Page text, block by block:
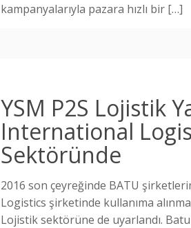
kampanyalarıyla pazara hızlı bir[…]
YSM P2S Lojistik
International
Sektöründe
2016 son çeyreğinde BATU
Logistics şirketinde kullanıma
Lojistik sektörüne de uyarlandı.